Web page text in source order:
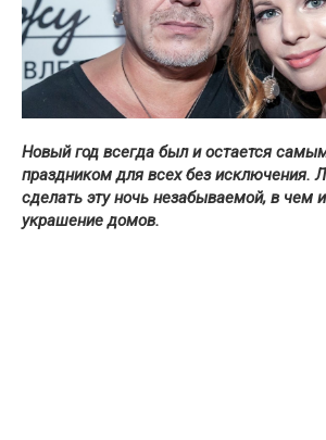
Новый год всегда был и остается
праздником для всех без исключения.
сделать эту ночь незабываемой, в чем
украшение домов.